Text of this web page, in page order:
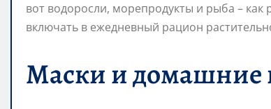
вот водоросли, морепродукты и рыба –
включать в ежедневный рацион
Маски и